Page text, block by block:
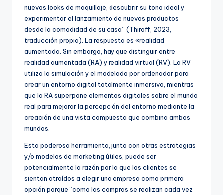
nuevos looks de maquillaje, descubrir su tono ideal y
experimentar el lanzamiento de nuevos productos
desde la comodidad de su casa” (Thiroff, 2023,
traducción propia). La respuesta es «realidad
aumentada. Sin embargo, hay que distinguir entre
realidad aumentada (RA) y realidad virtual (RV). La RV
utiliza la simulación y el modelado por ordenador para
crear un entorno digital totalmente inmersivo, mientras
que la RA superpone elementos digitales sobre el mundo
real para mejorar la percepción del entorno mediante la
creación de una vista compuesta que combina ambos
mundos.
Esta poderosa herramienta, junto con otras estrategias
y/o modelos de marketing útiles, puede ser
potencialmente la razón por la que los clientes se
sientan atraídos a elegir una empresa como primera
opción porque “como las compras se realizan cada vez